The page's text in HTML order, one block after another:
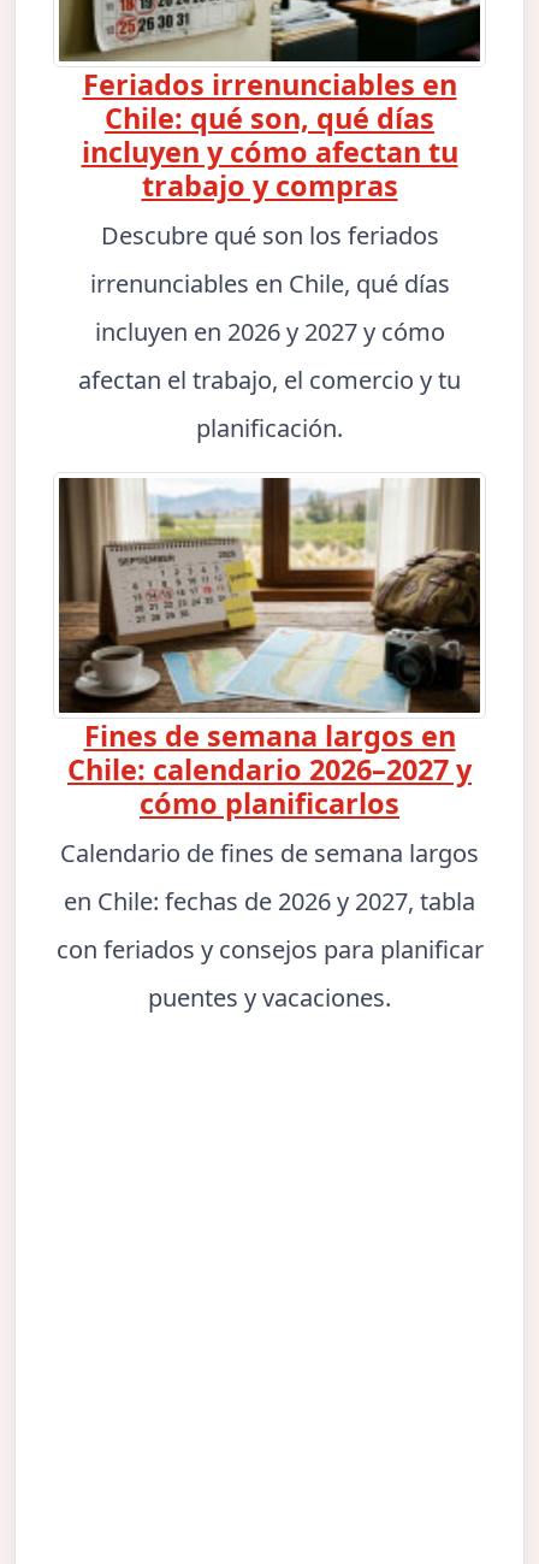
Feriados irrenunciables en
Chile: qué son, qué días
incluyen y cómo afectan tu
trabajo y compras
Descubre qué son los feriados
irrenunciables en Chile, qué días
incluyen en 2026 y 2027 y cómo
afectan el trabajo, el comercio y tu
planificación.
Fines de semana largos en
Chile: calendario 2026–2027 y
cómo planificarlos
Calendario de fines de semana largos
en Chile: fechas de 2026 y 2027, tabla
con feriados y consejos para planificar
puentes y vacaciones.